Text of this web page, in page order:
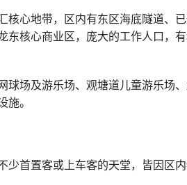
核心地带，区内有东区海底隧道、
东核心商业区，庞大的工作人口，
球场及游乐场、观塘道儿童游乐场
施。
少首置客或上车客的天堂，皆因区